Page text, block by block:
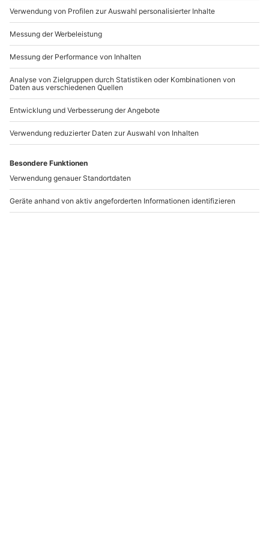
Artikelnummer:40965
Andere Produkte entdecken
-15% CLUB DEAL
Workshop München
-15% CLUB DEAL